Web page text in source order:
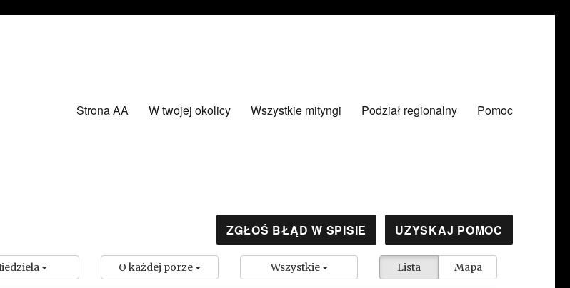
Strona AA W twojej okolicy Wszystkie mityngi Podział regionalny Pomoc
ZGŁOŚ BŁĄD W SPISIE UZYSKAJ POMOC
Lista Mapa
O każdej porze Wszystkie